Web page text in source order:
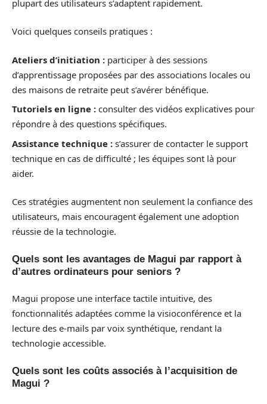
plupart des utilisateurs s’adaptent rapidement.
Voici quelques conseils pratiques :
Ateliers d’initiation : participer à des sessions
d’apprentissage proposées par des associations locales ou
des maisons de retraite peut s’avérer bénéfique.
Tutoriels en ligne : consulter des vidéos explicatives pour
répondre à des questions spécifiques.
Assistance technique : s’assurer de contacter le support
technique en cas de difficulté ; les équipes sont là pour
aider.
Ces stratégies augmentent non seulement la confiance des
utilisateurs, mais encouragent également une adoption
réussie de la technologie.
Quels sont les avantages de Magui par rapport à
d’autres ordinateurs pour seniors ?
Magui propose une interface tactile intuitive, des
fonctionnalités adaptées comme la visioconférence et la
lecture des e-mails par voix synthétique, rendant la
technologie accessible.
Quels sont les coûts associés à l’acquisition de
Magui ?